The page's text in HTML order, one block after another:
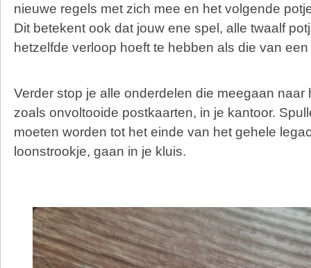
nieuwe regels met zich mee en het volgende
Dit betekent ook dat jouw ene spel, alle twaalf
hetzelfde verloop hoeft te hebben als die van een
Verder stop je alle onderdelen die meegaan naar
zoals onvoltooide postkaarten, in je kantoor.
moeten worden tot het einde van het gehele
loonstrookje, gaan in je kluis.